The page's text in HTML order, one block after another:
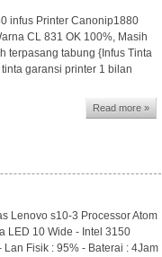
infus Printer Canonip1880
CL 831 OK 100%, Masih
terpasang tabung {Infus Tinta
garansi printer 1 bilan
Read more »
Lenovo s10-3 Processor Atom
LED 10 Wide - Intel 3150
Lan Fisik : 95% - Baterai : 4Jam